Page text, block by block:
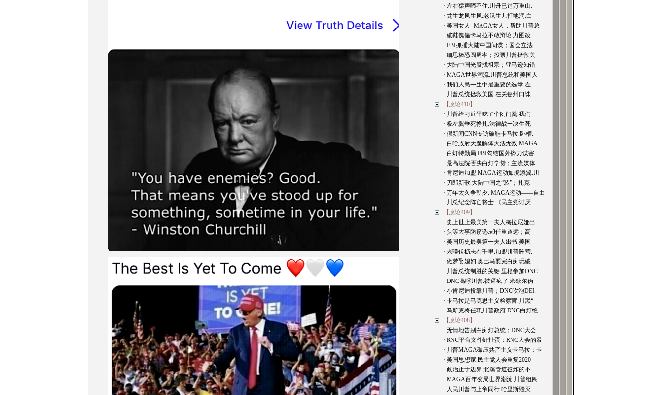
· 左右猿声啼不住.川舟已过万重山.
· 龙生龙凤生凤.老鼠生儿打地洞.白
· 美国女人=MAGA女人，帮助川普总
· 破鞋傀儡卡马拉不敢辩论.力图改
· FBI抓捕大陆中国间谍；国会立法
· 细思极恐圆周率；投票川普拯救美
· 大陆中国光腚找祖宗；亚马逊知错
· MAGA世界潮流.川普总统和美国人
· 我们人民一生中最重要的选举.左
· 川普总统拯救美国.在关键州口诛
【政论410】
· 川普给习近平吃了个闭门羹.我们
· 极左翼垂死挣扎.法律战一决生死
· 假新闻CNN专访破鞋卡马拉.卧槽.
· 白哈政府天魔解体大法无效.MAGA
· 白灯特勤局.FBI勾结国外势力谋害
· 最高法院否决白灯学贷；主流媒体
· 肯尼迪加盟.MAGA运动如虎添翼.川
· 刀郎新歌.大陆中国之“装”；扎克
· 万年太久争朝夕. MAGA运动——自由
· 川总纪念阵亡将士.《民主党讨厌
【政论409】
· 史上世上最美第一夫人梅拉尼娅出
· 头等大事防窃选.却任重道远；高
· 美国历史最美第一夫人出书.美国
· 老骥伏枥志在千里.加盟川普阵营.
· 做梦娶媳妇.奥巴马耍完白痴玩破
· 川普总统制胜的关键.里根参加DNC
· DNC高呼川普.被逼疯了.米歇尔伪
· 小肯尼迪投靠川普；DNC吹泡DEI.
· 卡马拉是马克思主义检察官.川黑“
· 马斯克将任职川普政府.DNC白灯绝
【政论408】
· 无情地告别白痴灯总统；DNC大会
· RNC平台文件虾扯蛋；RNC大会的暴
· 川普MAGA碾压共产主义卡马拉；卡
· 美国思想家.民主党人会重复2020
· 政治止于边界.北溪管道被炸的不
· MAGA百年变局世界潮流.川普组阁
· 人民川普与上帝同行.哈里斯毁灭